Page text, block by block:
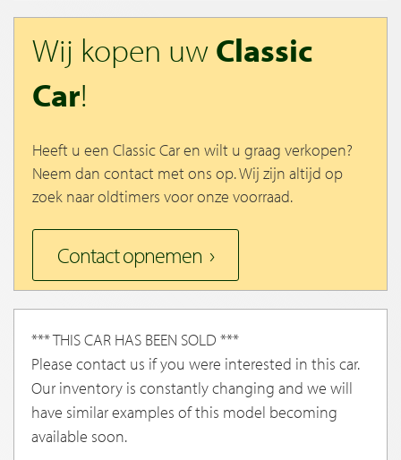
Wij kopen uwClassic
Car!
Heeft u een Classic Car en wilt u graag verkopen?
Neem dan contact met ons op. Wij zijn altijd op
zoek naar oldtimers voor onze voorraad.
Contact opnemen
*** THIS CAR HAS BEEN SOLD ***
Please contact us if you were interested in this car.
Our inventory is constantly changing and we will
have similar examples of this model becoming
available soon.